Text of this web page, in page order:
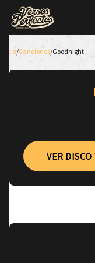
Inicio/Canciones/Goodnight
VER